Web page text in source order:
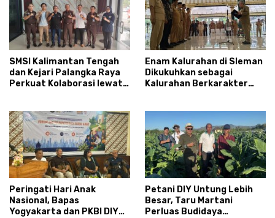
SMSI Kalimantan Tengah
dan Kejari Palangka Raya
Perkuat Kolaborasi lewat
Enam Kalurahan di Sleman
Dikukuhkan sebagai
Kalurahan Berkarakter
Peringati Hari Anak
Nasional, Bapas
Yogyakarta dan PKBI DIY
Petani DIY Untung Lebih
Besar, Taru Martani
Perluas Budidaya